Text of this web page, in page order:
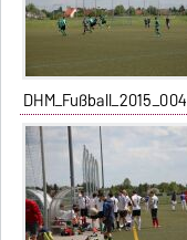
DHM_Fußball_2015_004